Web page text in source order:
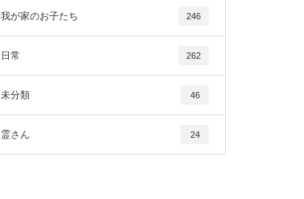
我が家のお子たち 246
日常 262
未分類 46
霊さん 24